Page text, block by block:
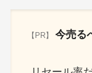
【PR】
今売る